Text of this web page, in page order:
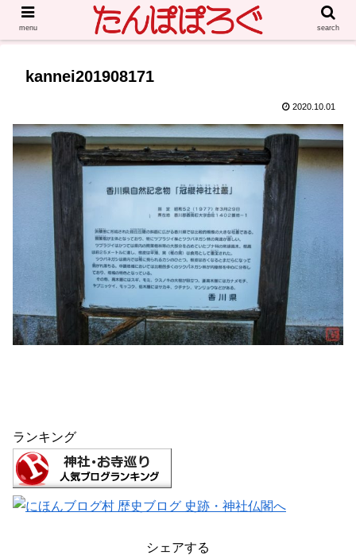
kannei201908171
2020.10.01
ランキング
シェアする
menu search